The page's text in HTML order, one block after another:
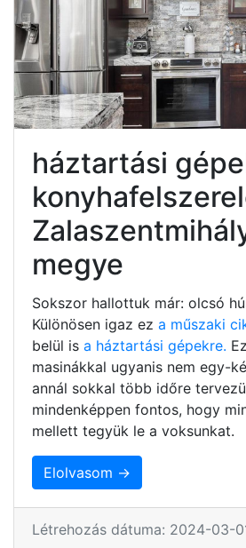
háztartási
megye
Sokszor hallottuk már: olcsó
Különösen igaz ez a műszaki
belül is a háztartási gépekre.
masinákkal ugyanis nem egy-
annál sokkal több időre
mindenképpen fontos, hogy
mellett tegyük le a voksunkat.
Elolvasom →
Létrehozás dátuma: 2024-03-